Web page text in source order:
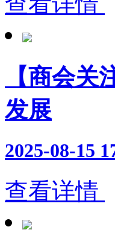
【商会
发展
2025-08-15
查看详情